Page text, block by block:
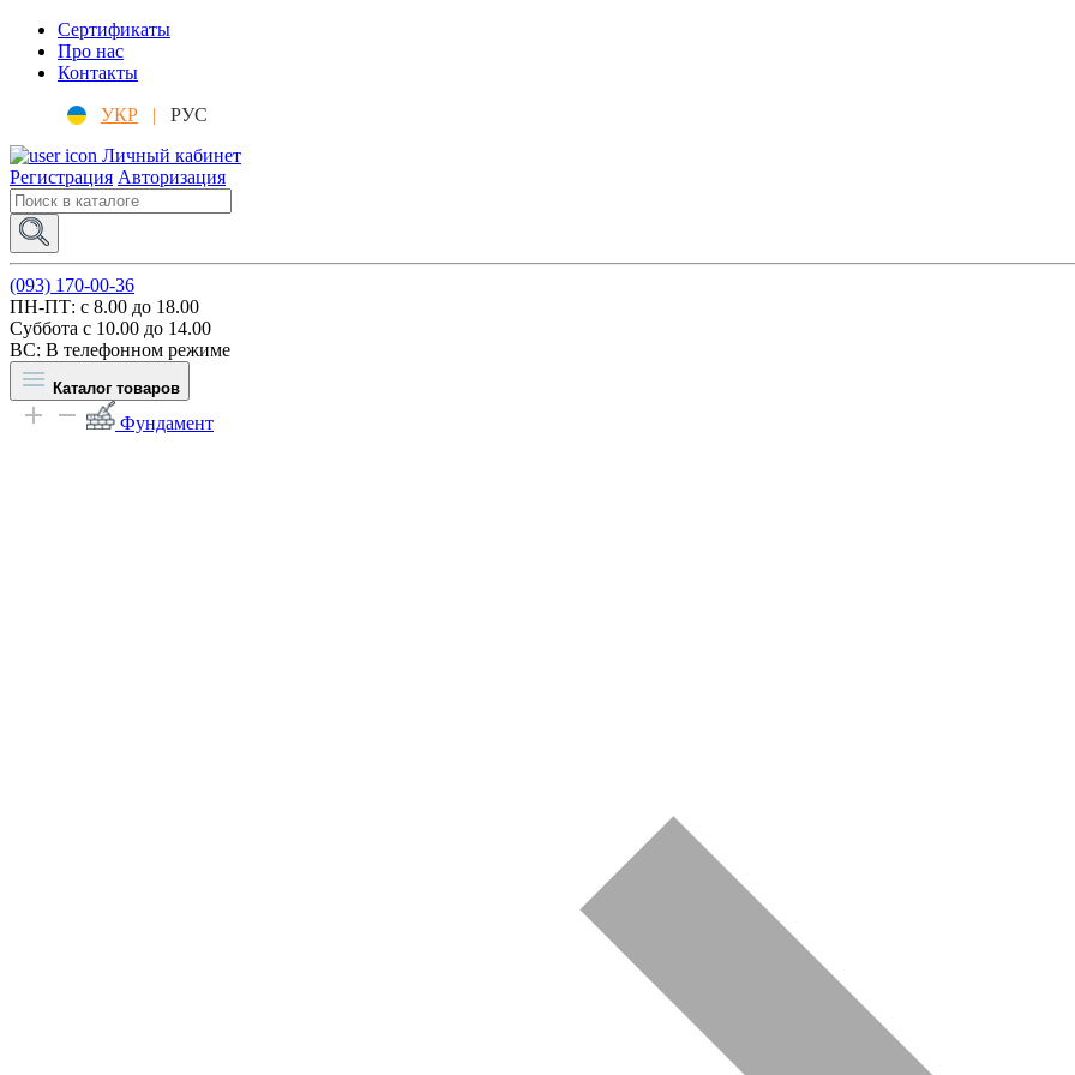
Сертификаты
Про нас
Контакты
УКР |
РУС
Личный кабинет
Регистрация Авторизация
(093) 170-00-36
ПН-ПТ: c 8.00 до 18.00
Суббота с 10.00 до 14.00
ВС: В телефонном режиме
Каталог товаров
Фундамент